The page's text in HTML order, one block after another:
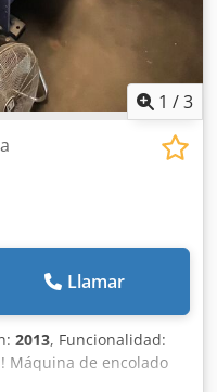
Aire comprimido 15
básica) Longitud
1500 mm Altura
930 mm (+50/-0 mm)
1 /3
Llamar
2013, Funcionalidad:
Máquina de encolado
FZR-24, año 2013.